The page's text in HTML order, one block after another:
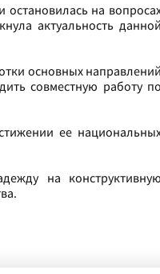
на
актуальность данной
основных направлений
совместную работу по
ее
на конструктивную